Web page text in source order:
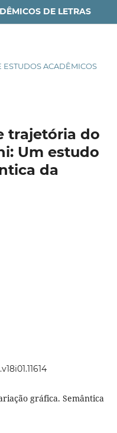
DE LETRAS
ESTUDOS ACADÊMICOS
trajetória do
Um estudo
da
gráfica. Semântica